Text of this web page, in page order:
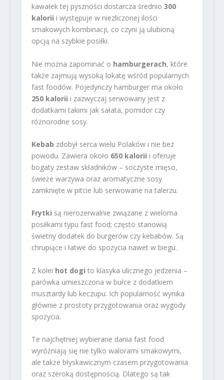
kawałek tej pyszności dostarcza średnio 300
kalorii i występuje w niezliczonej ilości
smakowych kombinacji, co czyni ją ulubioną
opcją na szybkie posiłki.
Nie można zapominać o hamburgerach, które
także zajmują wysoką lokatę wśród popularnych
fast foodów. Pojedynczy hamburger ma około
250 kalorii i zazwyczaj serwowany jest z
dodatkami takimi jak sałata, pomidor czy
różnorodne sosy.
Kebab zdobył serca wielu Polaków i nie bez
powodu. Zawiera około 650 kalorii i oferuje
bogaty zestaw składników – soczyste mięso,
świeże warzywa oraz aromatyczne sosy
zamknięte w pitcie lub serwowane na talerzu.
Frytki są nierozerwalnie związane z wieloma
posiłkami typu fast food; często stanowią
świetny dodatek do burgerów czy kebabów. Są
chrupiące i łatwe do spożycia nawet w biegu.
Z kolei hot dogi to klasyka ulicznego jedzenia –
parówka umieszczona w bułce z dodatkiem
musztardy lub keczupu. Ich popularność wynika
głównie z prostoty przygotowania oraz wygody
spożycia.
Te najchętniej wybierane dania fast food
wyróżniają się nie tylko walorami smakowymi,
ale także błyskawicznym czasem przygotowania
oraz szeroką dostępnością. Dlatego są tak